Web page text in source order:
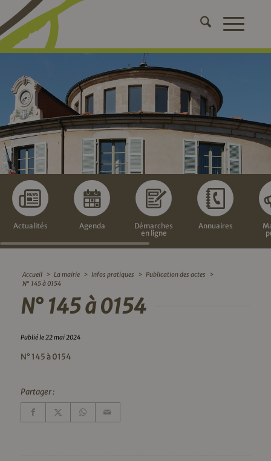
Actualités Agenda
Démarches
en ligne
Annuaires
Accueil > La mairie > Infos pratiques > Publication des actes
>
N° 145 à 0154
N° 145 à 0154
Publié le 22 mai 2024
N° 145 à 0154
Partager :